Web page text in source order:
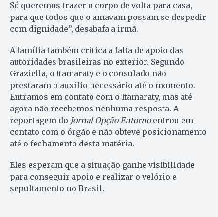
Só queremos trazer o corpo de volta para casa,
para que todos que o amavam possam se despedir
com dignidade”, desabafa a irmã.
A família também critica a falta de apoio das
autoridades brasileiras no exterior. Segundo
Graziella, o Itamaraty e o consulado não
prestaram o auxílio necessário até o momento.
Entramos em contato com o Itamaraty, mas até
agora não recebemos nenhuma resposta. A
reportagem do Jornal Opção Entornoentrou em
contato com o órgão e não obteve posicionamento
até o fechamento desta matéria.
Eles esperam que a situação ganhe visibilidade
para conseguir apoio e realizar o velório e
sepultamento no Brasil.